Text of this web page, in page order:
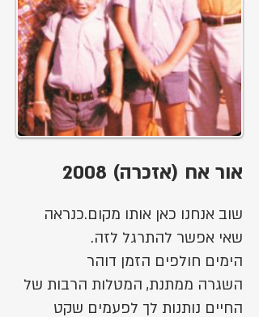
אור אח (אזכרה) 2008
שוב אנחנו כאן אותו מקום.כנראה
שאי אפשר להתרגל לזה.
הימים חולפים הזמן דוהר
השגרה ממתנת, המטלות הרבות של
החיים נותנות לך לפעמים שקט